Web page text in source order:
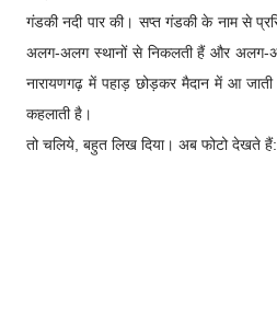
गंडकी नदी पार की। सप्त गंडकी के नाम से
अलग-अलग स्थानों से निकलती हैं और अलग-
नारायणगढ़ में पहाड़ छोड़कर मैदान में आ
कहलाती है।
तो चलिये, बहुत लिख दिया। अब फोटो देखते हैं: